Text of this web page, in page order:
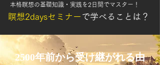
本格瞑想の基礎知識・実践を2日間でマスター！
瞑想2daysセミナー で学べることは？
2500年前から受け継がれる由